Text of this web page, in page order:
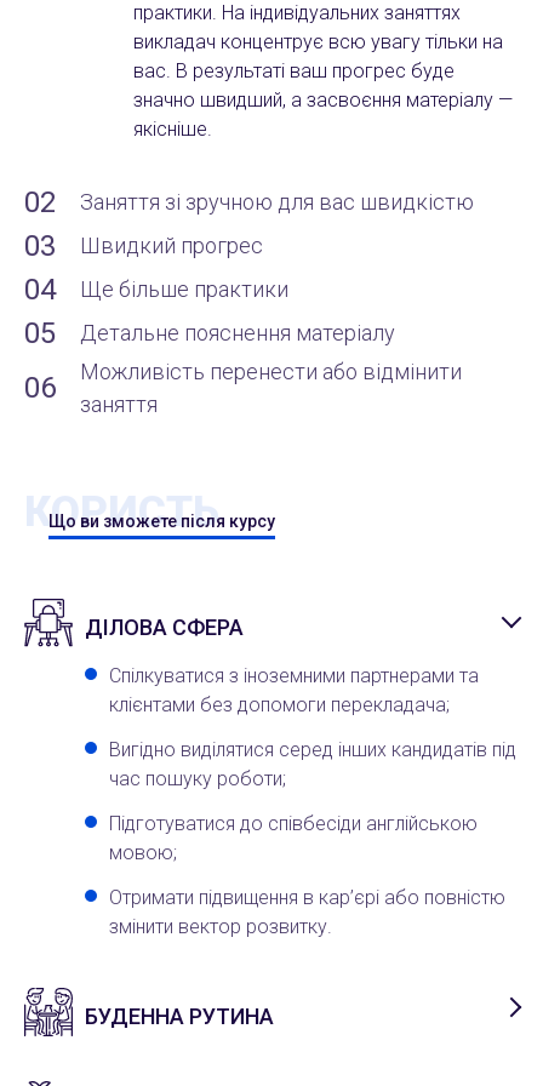
практики. На індивідуальних заняттях
викладач концентрує всю увагу тільки на
вас. В результаті ваш прогрес буде
значно швидший, а засвоєння матеріалу —
якісніше.
02 Заняття зі зручною для вас швидкістю
03 Швидкий прогрес
04 Ще більше практики
05 Детальне пояснення матеріалу
06
Можливість перенести або відмінити
заняття
КОРИСТЬ
Що ви зможете після курсу
ДІЛОВА СФЕРА
Спілкуватися з іноземними партнерами та
клієнтами без допомоги перекладача;
Вигідно виділятися серед інших кандидатів під
час пошуку роботи;
Підготуватися до співбесіди англійською
мовою;
Отримати підвищення в кар’єрі або повністю
змінити вектор розвитку.
БУДЕННА РУТИНА